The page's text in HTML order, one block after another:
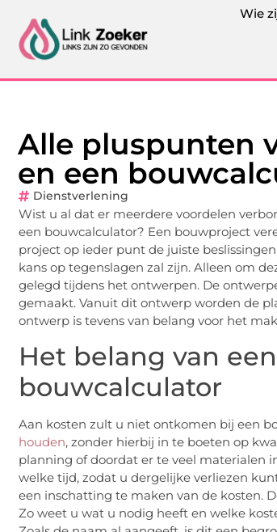
Wie
Alle pluspunten
en een
Dienstverlening
Wist u al dat er meerdere voordelen
een bouwcalculator? Een bouwproject
project op ieder punt de juiste
kans op tegenslagen zal zijn. Alleen om
gelegd tijdens het ontwerpen. De
gemaakt. Vanuit dit ontwerp worden de
ontwerp is tevens van belang voor het
Het belang van
bouwcalculator
Aan kosten zult u niet ontkomen bij een
houden, zonder hierbij in te boeten op
planning of doordat er te veel materialen
welke tijd, zodat u dergelijke verliezen
een inschatting te maken van de kosten.
Zo weet u wat u nodig heeft en welke